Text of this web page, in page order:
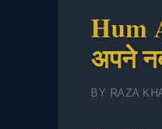
Hum
अपने
BY RAZA